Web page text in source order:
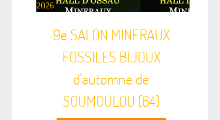
2026
9e SALON MINERAUX
FOSSILES BIJOUX
d'automne de
SOUMOULOU (64)